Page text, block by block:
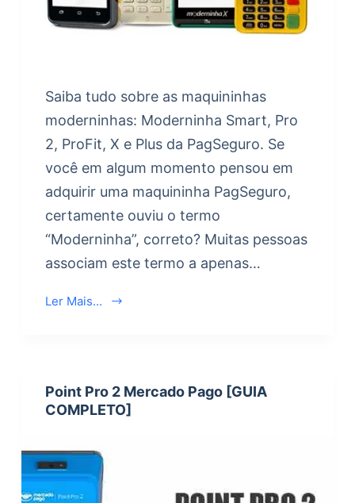
Saiba tudo sobre as maquininhas
moderninhas: Moderninha Smart, Pro
2, ProFit, X e Plus da PagSeguro. Se
você em algum momento pensou em
adquirir uma maquininha PagSeguro,
certamente ouviu o termo
“Moderninha”, correto? Muitas pessoas
associam este termo a apenas…
Ler Mais...
Point Pro 2 Mercado Pago [GUIA
COMPLETO]